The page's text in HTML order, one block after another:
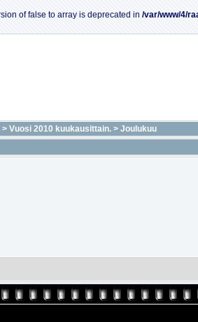
of false to array is deprecated in /var/www/4/
> Vuosi 2010 kuukausittain. > Joulukuu